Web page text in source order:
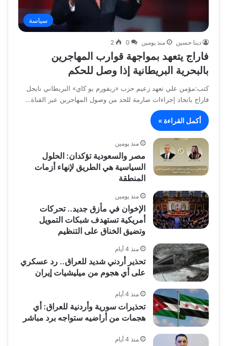
سياسة
دينا حسين منذ يومين 0
2
فاراج يتعهد بمواجهة قوارب المهاجرين
بالبحرية البريطانية إذا وصل للحكم
كتب:مؤمن علي تعهد زعيم حزب «ريفورم يو كاي» البريطاني نايجل
فاراج باتخاذ إجراءات صارمة للحد من وصول المهاجرين عبر القناة…
أكمل القراءة »
منذ يومين
مصر والسعودية تؤكدان: الحلول
السياسية هي الطريق لإنهاء أزمات
المنطقة
منذ يومين
الإخوان في مأزق جديد.. تحركات
أمريكية تستهدف شبكات التمويل
وتضيق الخناق على التنظيم
منذ 4 أيام
تحذير أردني شديد للعراق.. رد عسكري
على أي هجوم من ميليشيات إيران
منذ 4 أيام
تحذيرات سورية وأردنية للعراق: أي
هجمات من أراضيه ستواجه برد مباشر
منذ 4 أيام